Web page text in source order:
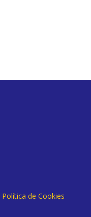
Política de Cookies